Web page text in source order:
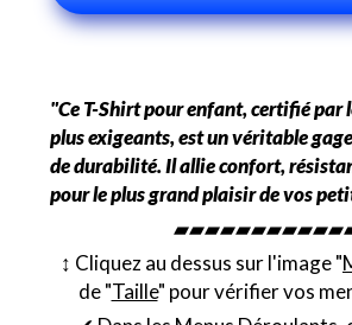
"Ce T-Shirt pour enfant, certifié par
plus exigeants, est un véritable
de durabilité. Il allie confort,
pour le plus grand plaisir de vos
↕︎ Cliquez au dessus sur l'image "
de "Taille" pour vérifier vos